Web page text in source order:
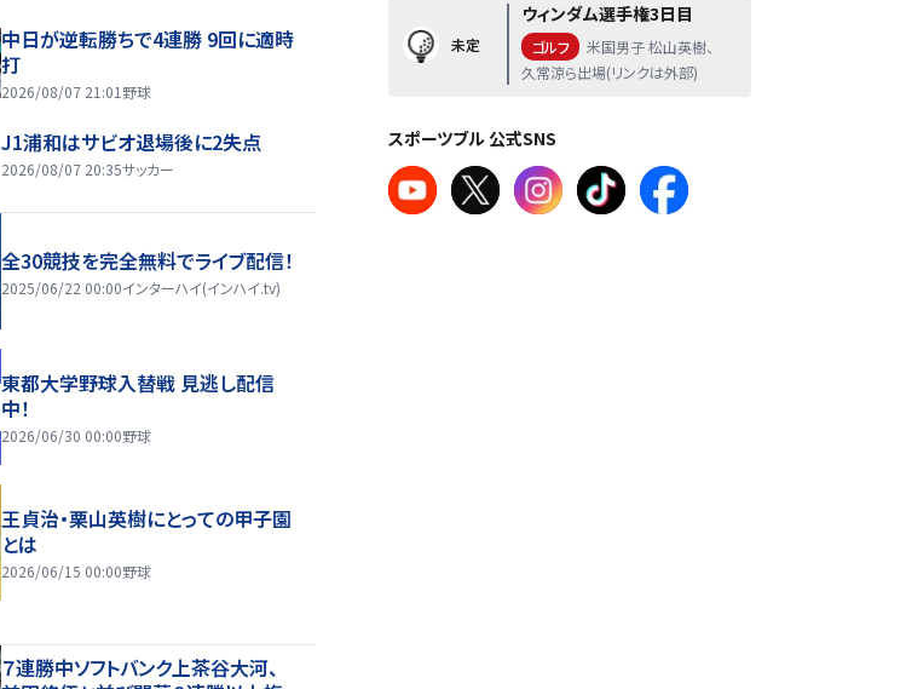
中日が逆転勝ちで4連勝 9回に適時
打
2026/08/07 21:01 野球
J1浦和はサビオ退場後に2失点
2026/08/07 20:35サッカー
全30競技を完全無料でライブ配信！
2025/06/22 00:00インターハイ(インハイ.tv)
東都大学野球入替戦 見逃し配信
中！
2026/06/30 00:00野球
王貞治・栗山英樹にとっての甲子園
とは
2026/06/15 00:00野球
７連勝中ソフトバンク上茶谷大河、
未定
ウィンダム選手権3日目
ゴルフ
米国男子 松山英樹、
久常涼ら出場(リンクは外部)
スポーツブル 公式SNS